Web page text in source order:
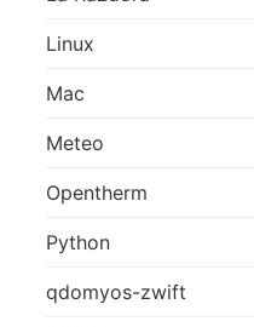
Linux
Mac
Meteo
Opentherm
Python
qdomyos-zwift